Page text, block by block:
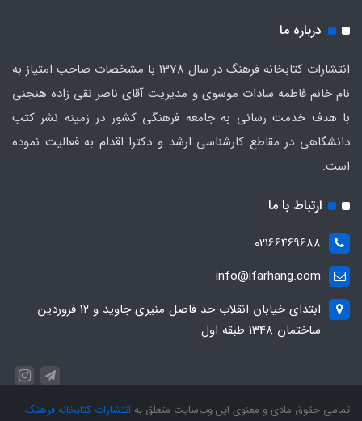
درباره ما
انتشارات کتابخانه فرهنگ در سال 1378 با مشخصات صاحب امتیاز به
نام خانم فاطمه سادات موسوی و مدیریت آقای ناصر نقی زاده هنجنی
با هدف خدمت رسانی به جامعه فرهنگی کشور در زمینه نشر کتب
دانشگاهی در مقاطع کارشناسی ارشد و دکترا اقدام به فعالیت نموده
است.
ارتباط با ما
02166469688
info@ifarhang.com
ابتداي خيابان انقلاب حد فاصل منيري جاويد و 12 فروردين
ساختمان 1348 طبقه اول
تمامی حقوق مادی و معنوی این وب‌سایت متعلق به انتشارات کتابخانه فرهنگ